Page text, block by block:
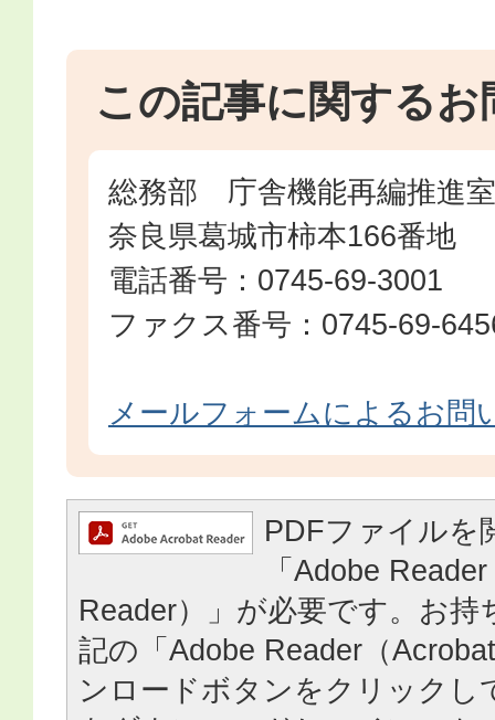
この記事に関するお
総務部 庁舎機能再編推進室
奈良県葛城市柿本166番地
電話番号：0745-69-3001
ファクス番号：0745-69-
メールフォームによるお問
PDFファイルを
「Adobe
Reader）」が必要です。お持
記の「Adobe Reader（
ンロードボタンをクリックし